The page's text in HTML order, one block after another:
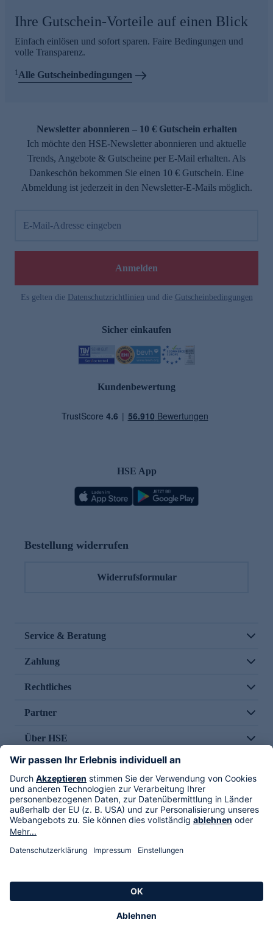
Ihre Gutschein-Vorteile auf einen Blick
Einfach einlösen und sofort sparen. Faire Bedingungen und
volle Transparenz.
1Alle Gutscheinbedingungen
Newsletter abonnieren – 10 € Gutschein erhalten
Ich möchte den HSE-Newsletter abonnieren und aktuelle
Trends, Angebote & Gutscheine per E-Mail erhalten. Als
Dankeschön bekommen Sie einen 10 € Gutschein. Eine
Abmeldung ist jederzeit in den Newsletter-E-Mails möglich.
E-Mail-Adresse eingeben
Anmelden
Es gelten die Datenschutzrichtlinien und die Gutscheinbedingungen
Sicher einkaufen
Kundenbewertung
HSE App
Bestellung widerrufen
Widerrufsformular
Service & Beratung
Zahlung
Rechtliches
Partner
Über HSE
Im TV
HSE International